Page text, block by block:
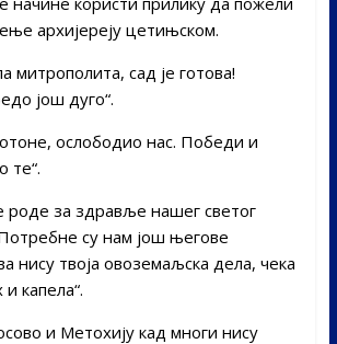
архијереју цетињском.
митрополита, сад је готова!
још дуго“.
ослободио нас. Победи и
те“.
роде за здравље нашег светог
су нам још његове
нису твоја овоземаљска дела, чека
капела“.
и Метохију кад многи нису